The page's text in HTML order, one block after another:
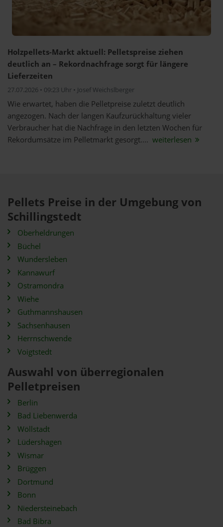
Holzpellets-Markt aktuell: Pelletspreise ziehen
deutlich an – Rekordnachfrage sorgt für längere
Lieferzeiten
27.07.2026 • 09:23 Uhr • Josef Weichslberger
Wie erwartet, haben die Pelletpreise zuletzt deutlich
angezogen. Nach der langen Kaufzurückhaltung vieler
Verbraucher hat die Nachfrage in den letzten Wochen für
Rekordumsätze im Pelletmarkt gesorgt.... weiterlesen
Pellets Preise in der Umgebung von
Schillingstedt
Oberheldrungen
Büchel
Wundersleben
Kannawurf
Ostramondra
Wiehe
Guthmannshausen
Sachsenhausen
Herrnschwende
Voigtstedt
Auswahl von überregionalen
Pelletpreisen
Berlin
Bad Liebenwerda
Wöllstadt
Lüdershagen
Wismar
Brüggen
Dortmund
Bonn
Niedersteinebach
Bad Bibra